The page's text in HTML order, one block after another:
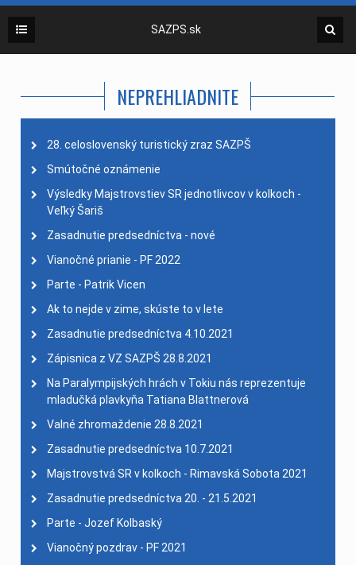
SAZPS.sk
NEPREHLIADNITE
28. celoslovenský turistický zraz SAZPŠ
Smútočné oznámenie
Výsledky Majstrovstiev SR jednotlivcov v kolkoch -
Veľký Šariš
Zasadnutie predsedníctva - nové
Vianočné prianie - PF 2022
Parte - Patrik Vicen
Ak to nejde v zime, skúste to v lete
Zasadnutie predsedníctva 4.10.2021
Zápisnica z VZ SAZPŠ 28.8.2021
Na Paralympijských hrách v Tokiu nás reprezentuje
mladučká plavkyňa Tatiana Blattnerová
Valné zhromaždenie 28.8.2021
Zasadnutie predsedníctva 10.7.2021
Majstrovstvá SR v kolkoch - Rimavská Sobota 2021
Zasadnutie predsedníctva 20. - 21.5.2021
Parte - Jozef Kolbaský
Vianočný pozdrav - PF 2021